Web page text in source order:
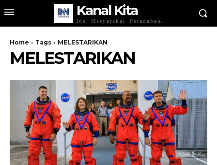
Kanal Kita
Ide. Masyarakat. Peradaban.
Home Tags MELESTARIKAN
MELESTARIKAN